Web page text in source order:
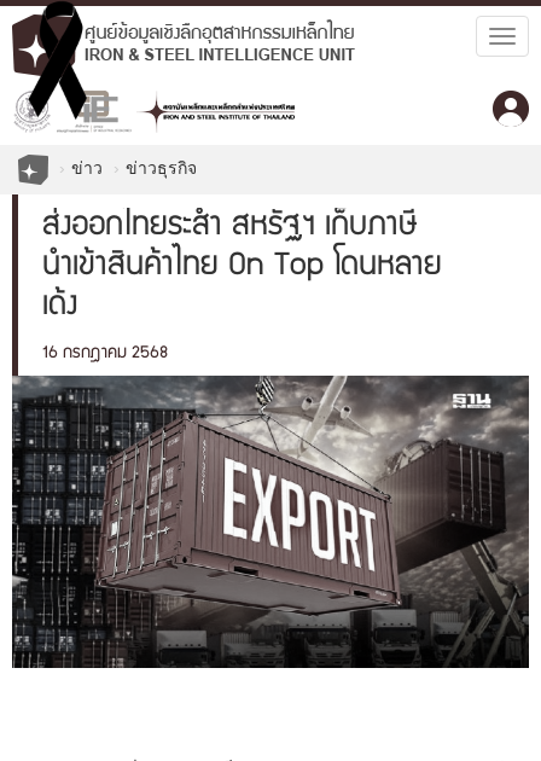
ข่าว ข่าวธุรกิจ
ส่งออกไทยระส่ำ สหรัฐฯ เก็บภาษี
นำเข้าสินค้าไทย On Top โดนหลาย
เด้ง
16 กรกฎาคม 2568